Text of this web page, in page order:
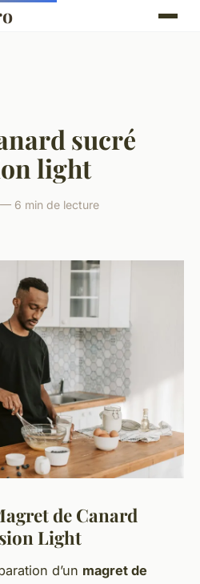
sucré
light
6 min de lecture
de Canard
Light
d’un magret de